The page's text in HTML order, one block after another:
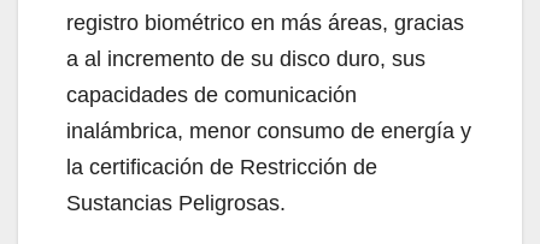
registro biométrico en más áreas, gracias
a al incremento de su disco duro, sus
capacidades de comunicación
inalámbrica, menor consumo de energía y
la certificación de Restricción de
Sustancias Peligrosas.